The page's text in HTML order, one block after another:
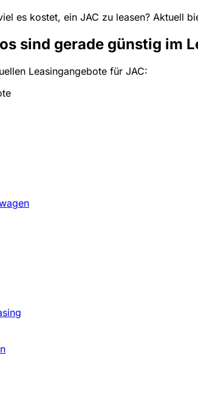
es kostet, ein JAC zu leasen? Aktuell
sind gerade günstig im
Leasingangebote für JAC: